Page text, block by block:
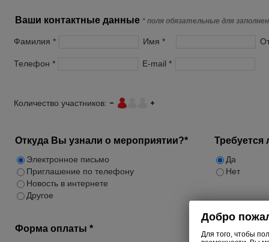
Ваши контактные данные * поля обязательные для
Фамилия * Имя *
Телефон * E-mail *
Количество участников:
Откуда Вы узнали о мероприятии?*
Электронное письмо
Приглашение по телефону
Новость в интернете
Другое
Требуется
Да
Нет
Форма оплаты *